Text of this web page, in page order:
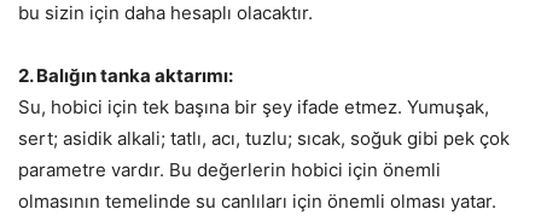
bu sizin için daha hesaplı olacaktır.
2. Balığın tanka aktarımı:
Su, hobici için tek başına bir şey ifade etmez. Yumuşak,
sert; asidik alkali; tatlı, acı, tuzlu; sıcak, soğuk gibi pek çok
parametre vardır. Bu değerlerin hobici için önemli
olmasının temelinde su canlıları için önemli olması yatar.